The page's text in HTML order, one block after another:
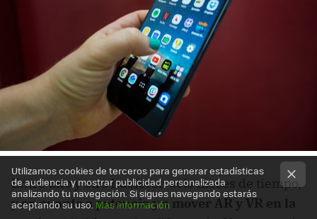
Entre uno y otro hubieron seis meses de tiempo,
yen cuanto a potencia y a mover AR y VR en la
Utilizamos cookies de terceros para generar estadísticas
de audiencia y mostrar publicidad personalizada
analizando tu navegación. Si sigues navegando estarás
aceptando su uso. Más información